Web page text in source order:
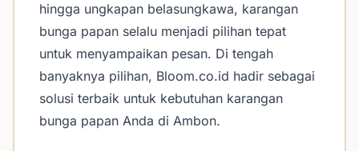
hingga ungkapan belasungkawa, karangan
bunga papan selalu menjadi pilihan tepat
untuk menyampaikan pesan. Di tengah
banyaknya pilihan, Bloom.co.id hadir sebagai
solusi terbaik untuk kebutuhan karangan
bunga papan Anda di Ambon.